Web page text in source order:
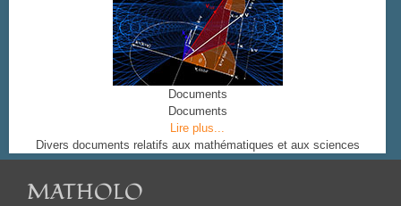
Documents
Documents
Lire plus...
Divers documents relatifs aux mathématiques et aux sciences
MATHOLO